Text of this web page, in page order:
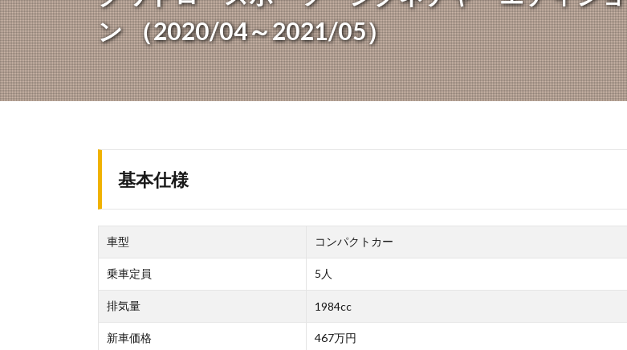
ン （2020/04～2021/05）
基本仕様
車型 コンパクトカー
乗車定員 5人
排気量 1984cc
新車価格 467万円